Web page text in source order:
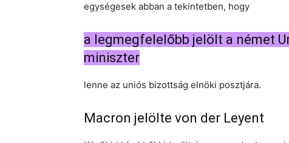
egységesek abban a tekintetben, hogy
a legmegfelelőbb jelölt a német
miniszter
lenne az uniós bizottság elnöki posztjára.
Macron jelölte von der Leyent